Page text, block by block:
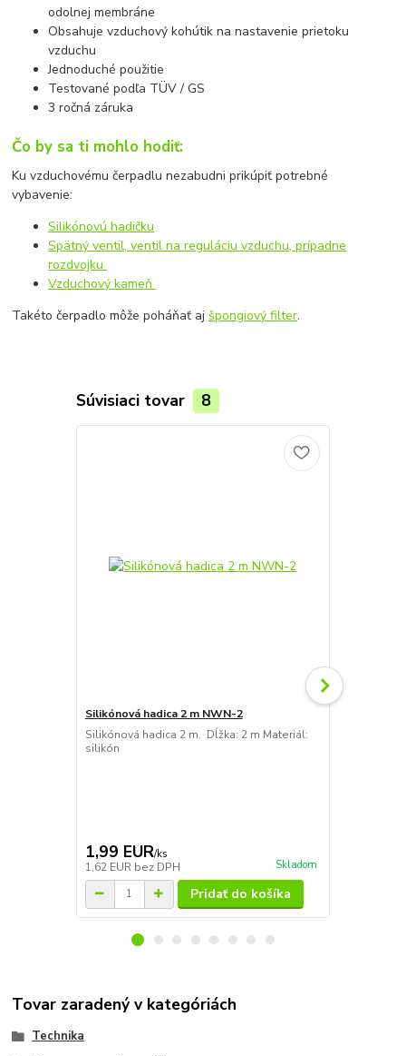
odolnej membráne
Obsahuje vzduchový kohútik na nastavenie prietoku
vzduchu
Jednoduché použitie
Testované podľa TÜV / GS
3 ročná záruka
Čo by sa ti mohlo hodiť:
Ku vzduchovému čerpadlu nezabudni prikúpiť potrebné
vybavenie:
Silikónovú hadičku
Spätný ventil, ventil na reguláciu vzduchu, prípadne
rozdvojku
Vzduchový kameň
Takéto čerpadlo môže poháňať ajšpongiový filter.
Súvisiaci tovar 8
Silikónová hadica 2 m NWN-2
Silikónová hadica 2 m. Dĺžka: 2 m Materiál:
silikón
1,99 EUR/ks
1,62 EUR bez DPH Skladom
Pridať do košíka
Tovar zaradený v kategóriách
Technika